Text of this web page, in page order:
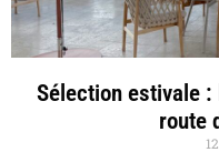
Sélection estivale
route